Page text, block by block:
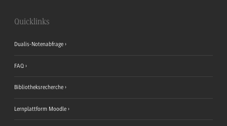
Quicklinks
Dualis-Notenabfrage
FAQ
Bibliotheksrecherche
Lernplattform Moodle